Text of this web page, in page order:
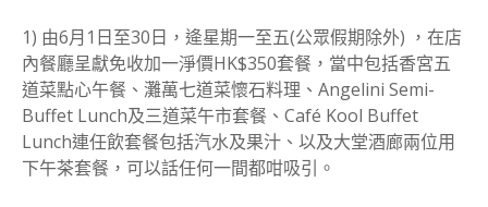
1) 由6月1日至30日，逄星期一至五(公眾假期除外) ，在店
內餐廳呈獻免收加一淨價HK$350套餐，當中包括香宮五
道菜點心午餐、灘萬七道菜懷石料理、Angelini Semi-
Buffet Lunch及三道菜午市套餐、Café Kool Buffet
Lunch連任飲套餐包括汽水及果汁、以及大堂酒廊兩位用
下午茶套餐，可以話任何一間都咁吸引。